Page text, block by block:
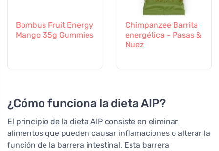
Bombus Fruit Energy
Mango 35g Gummies
Chimpanzee Barrita
energética - Pasas &
Nuez
¿Cómo funciona la dieta AIP?
El principio de la dieta AIP consiste en eliminar
alimentos que pueden causar inflamaciones o alterar la
función de la barrera intestinal. Esta barrera